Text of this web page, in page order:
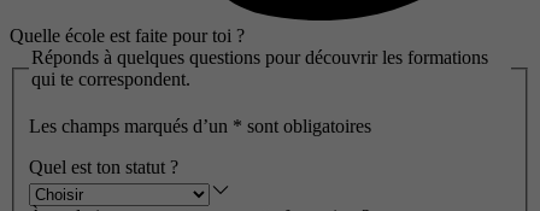
Quelle école est faite pour toi ?
Réponds à quelques questions pour découvrir les formations
qui te correspondent.
Les champs marqués d’un * sont obligatoires
Quel est ton statut ?